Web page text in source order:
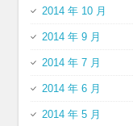
2014 年 10 月
2014 年 9 月
2014 年 7 月
2014 年 6 月
2014 年 5 月